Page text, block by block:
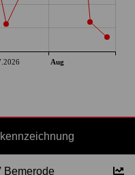
Aug
Bemerode